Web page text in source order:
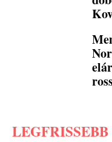
LEGFRISSEBB